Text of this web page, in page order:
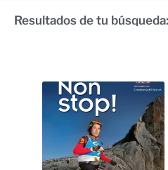
Resultados de tu